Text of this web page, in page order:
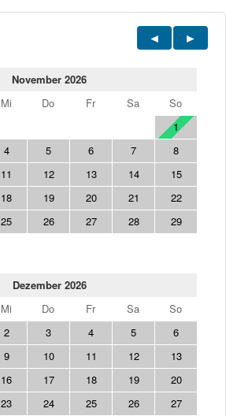
November 2026
Mi Do Fr Sa
So
1
4 5 6 7
8
11 12 13 14
15
18 19 20 21
22
25 26 27 28
29
Dezember 2026
Mi Do Fr Sa
So
2 3 4 5
6
9 10 11 12
13
16 17 18 19
20
23 24 25 26
27